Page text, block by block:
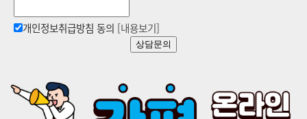
개인정보취급방침 동의 [내용보기]
상담문의